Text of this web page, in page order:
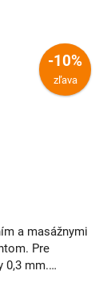
-10%
zľava
a masážnymi
Pre
0,3 mm.